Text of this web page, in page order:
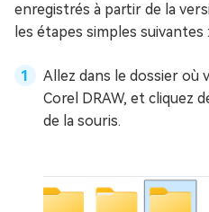
enregistrés à partir de la
les étapes simples suivantes :
Allez dans le dossier où
Corel DRAW, et cliquez
de la souris.